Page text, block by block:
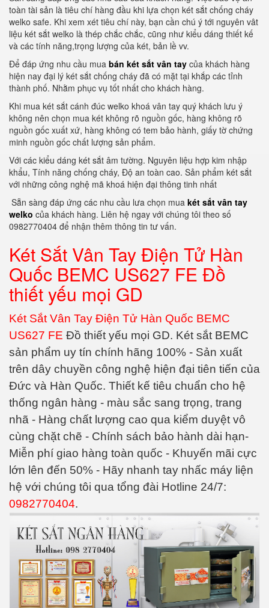
toàn tài sản là tiêu chí hàng đầu khi lựa chọn két sắt chống cháy
welko safe. Khi xem xét tiêu chí này, bạn cần chú ý tới nguyên vât
liệu két sắt welko là thép chắc chắc, cũng như kiểu dáng thiết kế
và các tính năng,trọng lượng của két, bản lề vv.
Để đáp ứng nhu cầu mua bán két sắt vân tay của khách hàng
hiện nay đại lý két sắt chống cháy đã có mặt tại khắp các tỉnh
thành phố. Nhằm phục vụ tốt nhất cho khách hàng.
Khi mua két sắt cánh đúc welko khoá vân tay quý khách lưu ý
không nên chọn mua két không rõ nguồn gốc, hàng không rõ
nguồn gốc xuất xứ, hàng không có tem bảo hành, giấy tờ chứng
minh nguồn gốc chất lượng sản phẩm.
Với các kiểu dáng két sắt âm tường. Nguyên liệu hợp kim nhập
khẩu, Tính năng chống cháy, Độ an toàn cao. Sản phẩm két sắt
với những công nghệ mã khoá hiện đại thông tinh nhất
Sẵn sàng đáp ứng các nhu cầu lưa chọn mua két sắt vân tay
welko của khách hàng. Liên hệ ngay với chúng tôi theo số
0982770404 để nhận thêm thông tin tư vấn.
Két Sắt Vân Tay Điện Tử Hàn
Quốc BEMC US627 FE Đồ
thiết yếu mọi GD
Két Sắt Vân Tay Điện Tử Hàn Quốc BEMC
US627 FE Đồ thiết yếu mọi GD. Két sắt BEMC
sản phẩm uy tín chính hãng 100% - Sản xuất
trên dây chuyền công nghệ hiện đại tiên tiến của
Đức và Hàn Quốc. Thiết kế tiêu chuẩn cho hệ
thống ngân hàng - màu sắc sang trọng, trang
nhã - Hàng chất lượng cao qua kiểm duyệt vô
cùng chặt chẽ - Chính sách bảo hành dài hạn-
Miễn phí giao hàng toàn quốc - Khuyến mãi cực
lớn lên đến 50% - Hãy nhanh tay nhấc máy liện
hệ với chúng tôi qua tổng đài Hotline 24/7:
0982770404.